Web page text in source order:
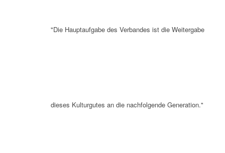
"Die Hauptaufgabe des Verbandes ist die Weitergabe
dieses Kulturgutes an die nachfolgende Generation."